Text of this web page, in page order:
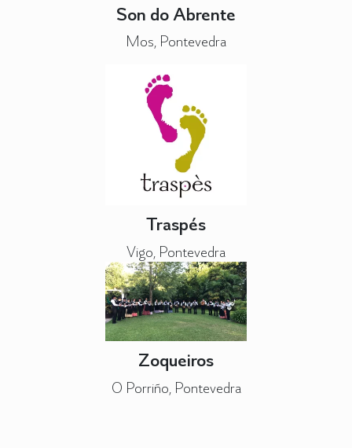
Son do Abrente
Mos, Pontevedra
Traspés
Vigo, Pontevedra
Zoqueiros
O Porriño, Pontevedra